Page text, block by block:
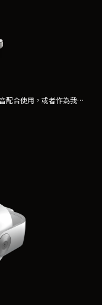
M-1 揚聲器可以獨立使用、與 2.1 系統中的超低音配合使用，或者作為我們屢獲殊榮的家庭影院系統中的一部分進行使用。*價格為一支，不含腳架